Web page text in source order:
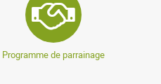
Programme de parrainage